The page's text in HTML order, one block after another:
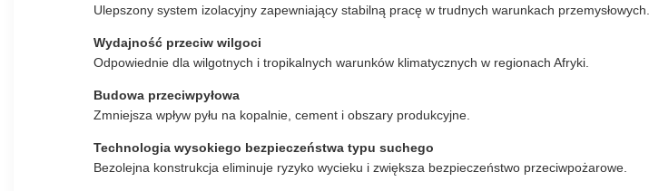
Ulepszony system izolacyjny zapewniający stabilną pracę w trudnych warunkach przemysłowych.
Wydajność przeciw wilgoci
Odpowiednie dla wilgotnych i tropikalnych warunków klimatycznych w regionach Afryki.
Budowa przeciwpyłowa
Zmniejsza wpływ pyłu na kopalnie, cement i obszary produkcyjne.
Technologia wysokiego bezpieczeństwa typu suchego
Bezolejna konstrukcja eliminuje ryzyko wycieku i zwiększa bezpieczeństwo przeciwpożarowe.